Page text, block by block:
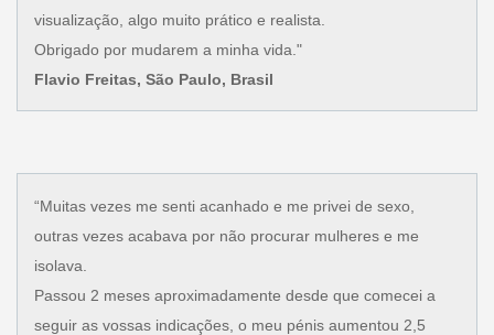
visualização, algo muito prático e realista.
Obrigado por mudarem a minha vida."
Flavio Freitas, São Paulo, Brasil
“Muitas vezes me senti acanhado e me privei de sexo,
outras vezes acabava por não procurar mulheres e me
isolava.
Passou 2 meses aproximadamente desde que comecei a
seguir as vossas indicações, o meu pénis aumentou 2,5